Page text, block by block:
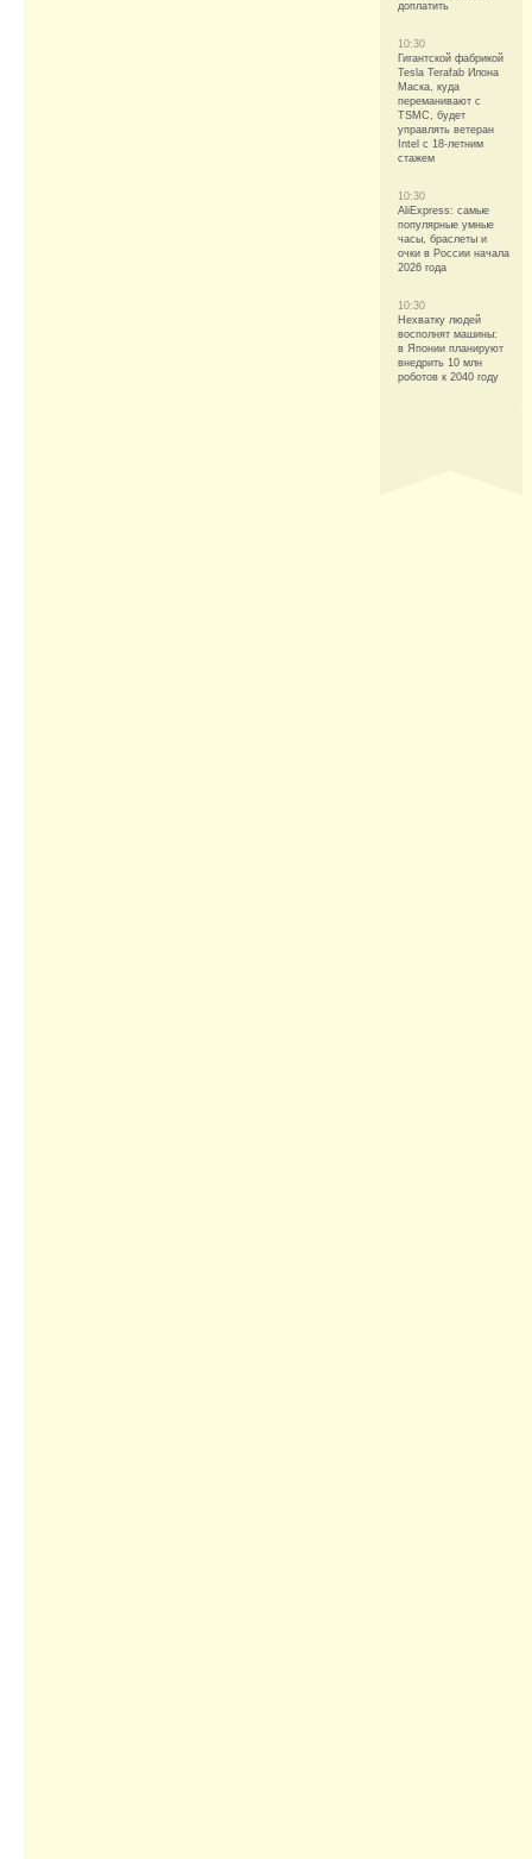
доплатить
10:30
Гигантской фабрикой
Tesla Terafab Илона
Маска, куда
переманивают с
TSMC, будет
управлять ветеран
Intel с 18-летним
стажем
10:30
AliExpress: самые
популярные умные
часы, браслеты и
очки в России начала
2026 года
10:30
Нехватку людей
восполнят машины:
в Японии планируют
внедрить 10 млн
роботов к 2040 году